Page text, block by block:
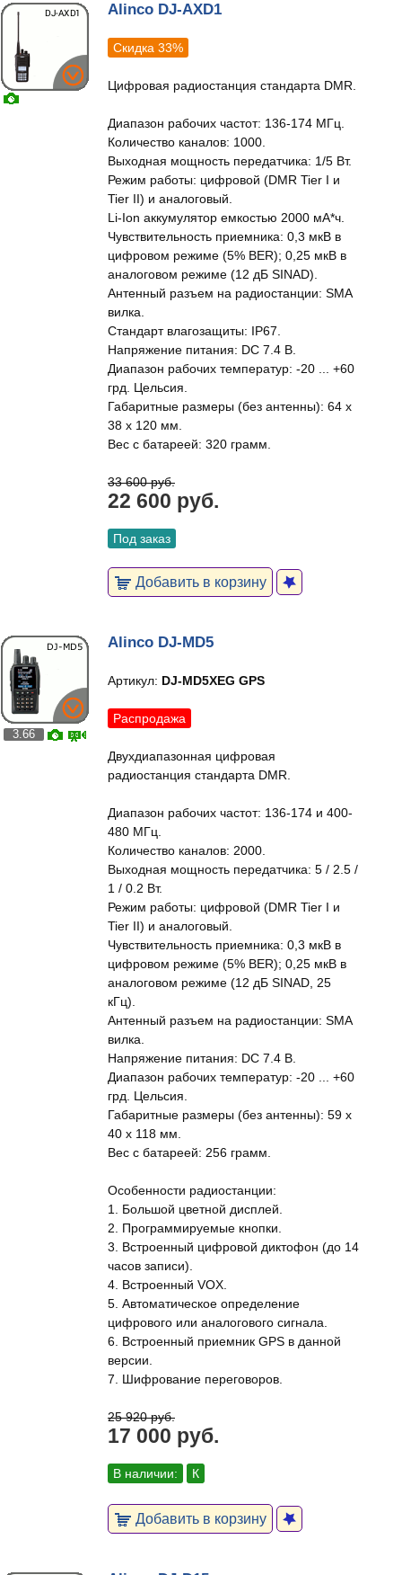
Alinco DJ-AXD1
Скидка 33%
Цифровая радиостанция стандарта DMR.
Диапазон рабочих частот: 136-174 МГц.
Количество каналов: 1000.
Выходная мощность передатчика: 1/5 Вт.
Режим работы: цифровой (DMR Tier I и
Tier II) и аналоговый.
Li-Ion аккумулятор емкостью 2000 мА*ч.
Чувствительность приемника: 0,3 мкВ в
цифровом режиме (5% BER); 0,25 мкВ в
аналоговом режиме (12 дБ SINAD).
Антенный разъем на радиостанции: SMA
вилка.
Стандарт влагозащиты: IP67.
Напряжение питания: DC 7.4 В.
Диапазон рабочих температур: -20 ... +60
грд. Цельсия.
Габаритные размеры (без антенны): 64 x
38 x 120 мм.
Вес с батареей: 320 грамм.
33 600 руб.
22 600 руб.
Под заказ
Добавить в корзину
3.66
Alinco DJ-MD5
Артикул: DJ-MD5XEG GPS
Распродажа
Двухдиапазонная цифровая
радиостанция стандарта DMR.
Диапазон рабочих частот: 136-174 и 400-
480 МГц.
Количество каналов: 2000.
Выходная мощность передатчика: 5 / 2.5 /
1 / 0.2 Вт.
Режим работы: цифровой (DMR Tier I и
Tier II) и аналоговый.
Чувствительность приемника: 0,3 мкВ в
цифровом режиме (5% BER); 0,25 мкВ в
аналоговом режиме (12 дБ SINAD, 25
кГц).
Антенный разъем на радиостанции: SMA
вилка.
Напряжение питания: DC 7.4 В.
Диапазон рабочих температур: -20 ... +60
грд. Цельсия.
Габаритные размеры (без антенны): 59 x
40 x 118 мм.
Вес с батареей: 256 грамм.
Особенности радиостанции:
1. Большой цветной дисплей.
2. Программируемые кнопки.
3. Встроенный цифровой диктофон (до 14
часов записи).
4. Встроенный VOX.
5. Автоматическое определение
цифрового или аналогового сигнала.
6. Встроенный приемник GPS в данной
версии.
7. Шифрование переговоров.
25 920 руб.
17 000 руб.
В наличии: К
Добавить в корзину